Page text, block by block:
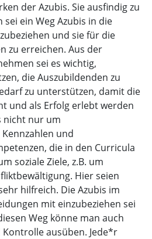
der Azubis. Sie ausfindig zu
ein Weg Azubis in die
und sie für die
zu erreichen. Aus der
sei es wichtig,
die Auszubildenden zu
zu unterstützen, damit die
und als Erfolg erlebt werden
nicht nur um
und
die in den Curricula
soziale Ziele, z.B. um
Hier seien
hilfreich. Die Azubis im
mit einzubeziehen sei
Weg könne man auch
ausüben. Jede*r